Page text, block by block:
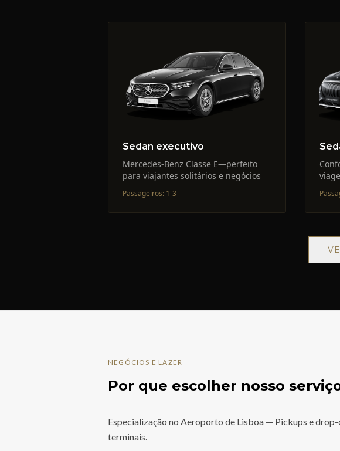
Sedan executivo
Mercedes-Benz Classe E—perfeito
para viajantes solitários e negócios
Passageiros: 1-3
NEGÓCIOS E LAZER
Por que escolher nosso
Especialização no Aeroporto de Lisboa — Pickups e
terminais.